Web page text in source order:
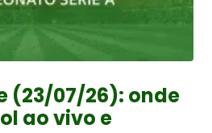
(23/07/26): onde
ao vivo e